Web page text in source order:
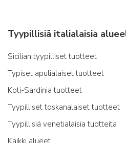
Tyypillisiä italialaisia
Sicilian tyypilliset tuotteet
Typiset apulialaiset tuotteet
Koti-Sardinia tuotteet
Tyypilliset toskanalaiset tuotteet
Tyypillisiä venetialaisia tuotteita
Kaikki alueet